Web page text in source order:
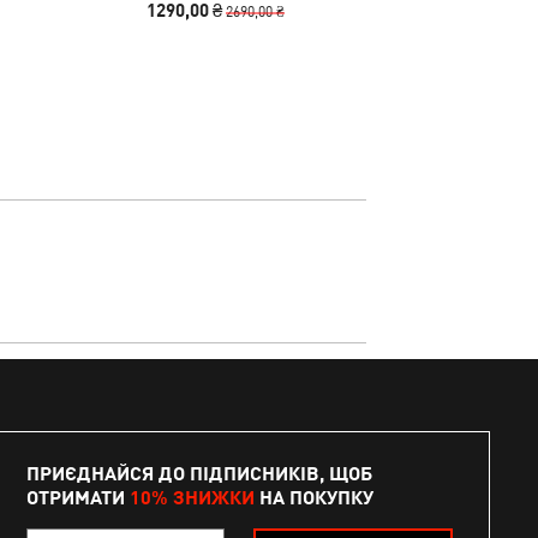
1290,00 ₴2690,00 ₴
ПРИЄДНАЙСЯ ДО ПІДПИСНИКІВ, ЩОБ
ОТРИМАТИ 10% ЗНИЖКИ НА ПОКУПКУ